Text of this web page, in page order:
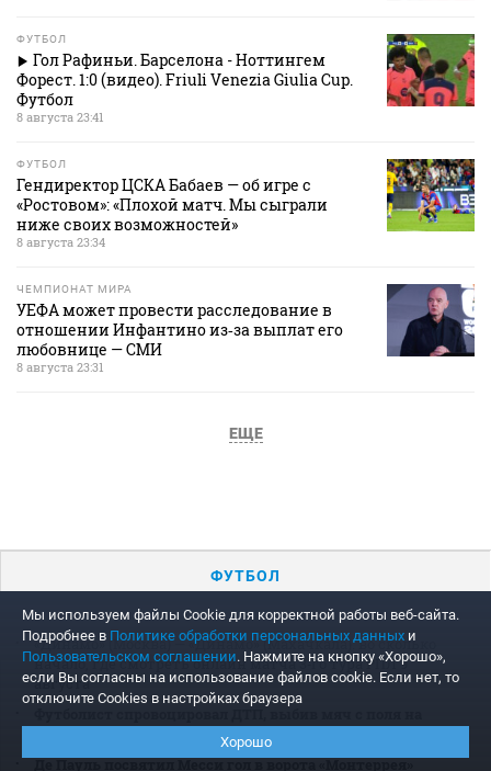
ФУТБОЛ
Гол Рафиньи. Барселона - Ноттингем
Форест. 1:0 (видео). Friuli Venezia Giulia Cup.
Футбол
8 августа 23:41
ФУТБОЛ
Гендиректор ЦСКА Бабаев — об игре с
«Ростовом»: «Плохой матч. Мы сыграли
ниже своих возможностей»
8 августа 23:34
ЧЕМПИОНАТ МИРА
УЕФА может провести расследование в
отношении Инфантино из‑за выплат его
любовнице — СМИ
8 августа 23:31
ЕЩЕ
ФУТБОЛ
«Динамо» (Москва) — «Динамо» (Махачкала): во сколько
начало, где смотреть онлайн матча 3‑го тура РПЛ 9
августа
Де Пауль посвятил Месси гол в ворота «Монтеррея»
Мы используем файлы Сookie для корректной работы веб-сайта.
Подробнее в Политике обработки персональных данных и
Пользовательском соглашении. Нажмите на кнопку «Хорошо»,
если Вы согласны на использование файлов cookie. Если нет, то
отключите Cookies в настройках браузера
Хорошо